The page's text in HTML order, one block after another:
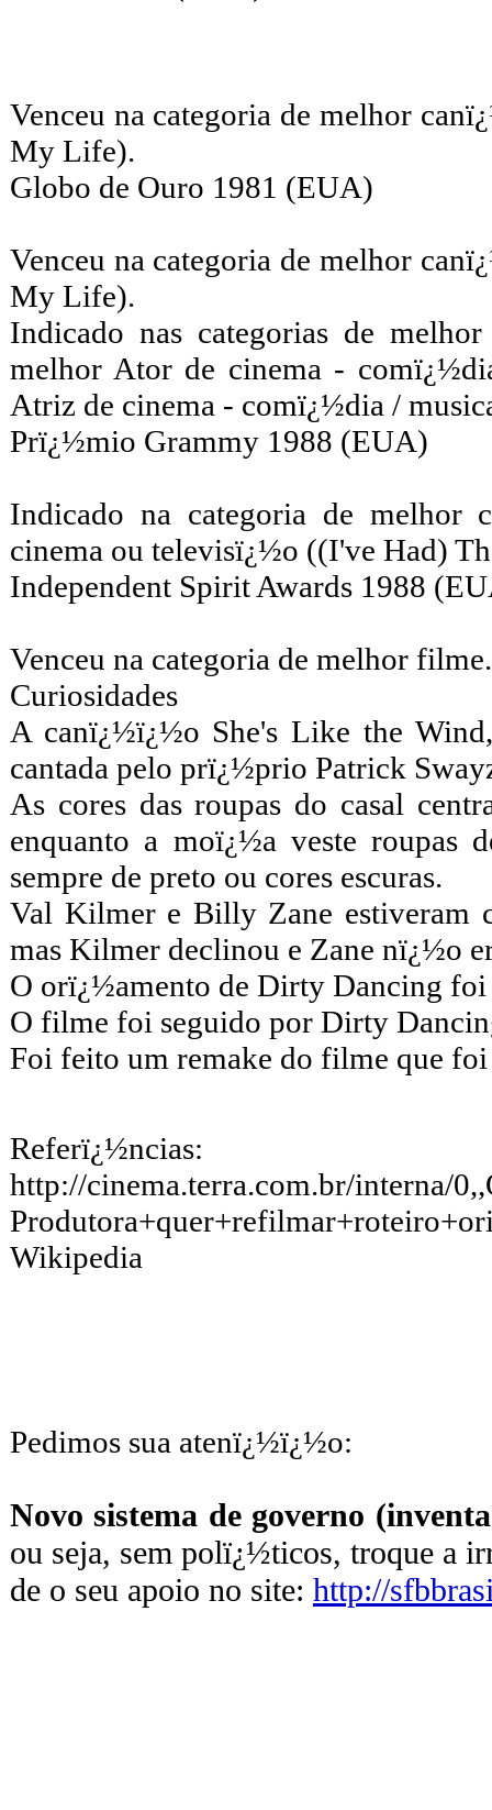
Venceu na categoria de melhor
My Life).
Globo de Ouro 1981 (EUA)
Venceu na categoria de melhor
My Life).
Indicado nas categorias de
melhor Ator de cinema -
Atriz de cinema - comï¿½dia /
Prï¿½mio Grammy 1988 (EUA)
Indicado na categoria de melhor
cinema ou televisï¿½o ((I've Had)
Independent Spirit Awards 1988
Venceu na categoria de melhor filme.
Curiosidades
A canï¿½ï¿½o She's Like the
cantada pelo prï¿½prio Patrick
As cores das roupas do casal
enquanto a moï¿½a veste roupas
sempre de preto ou cores escuras.
Val Kilmer e Billy Zane estiveram
mas Kilmer declinou e Zane nï¿½o
O orï¿½amento de Dirty Dancing foi
O filme foi seguido por Dirty
Foi feito um remake do filme que
Referï¿½ncias:
http://cinema.terra.com.br/interna/
Wikipedia
Pedimos sua atenï¿½ï¿½o:
Novo sistema de governo
ou seja, sem polï¿½ticos, troque a
de o seu apoio no site: http://